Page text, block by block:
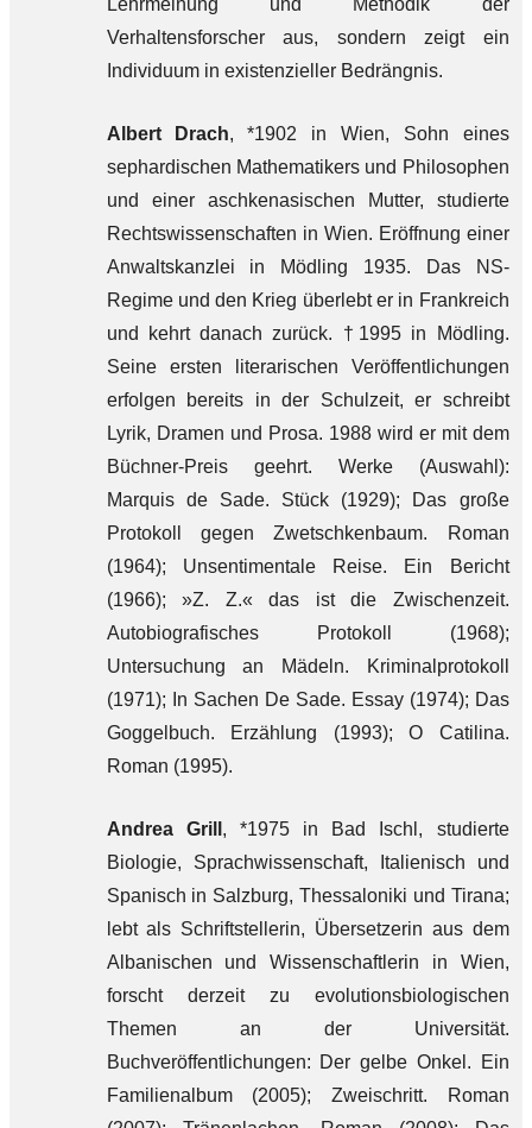
Lehrmeinung und Methodik der
Verhaltensforscher aus, sondern zeigt ein
Individuum in existenzieller Bedrängnis.
Albert Drach, *1902 in Wien, Sohn eines
sephardischen Mathematikers und Philosophen
und einer aschkenasischen Mutter, studierte
Rechtswissenschaften in Wien. Eröffnung einer
Anwaltskanzlei in Mödling 1935. Das NS-
Regime und den Krieg überlebt er in Frankreich
und kehrt danach zurück. †1995 in Mödling.
Seine ersten literarischen Veröffentlichungen
erfolgen bereits in der Schulzeit, er schreibt
Lyrik, Dramen und Prosa. 1988 wird er mit dem
Büchner-Preis geehrt. Werke (Auswahl):
Marquis de Sade. Stück (1929); Das große
Protokoll gegen Zwetschkenbaum. Roman
(1964); Unsentimentale Reise. Ein Bericht
(1966); »Z. Z.« das ist die Zwischenzeit.
Autobiografisches Protokoll (1968);
Untersuchung an Mädeln. Kriminalprotokoll
(1971); In Sachen De Sade. Essay (1974); Das
Goggelbuch. Erzählung (1993); O Catilina.
Roman (1995).
Andrea Grill , *1975 in Bad Ischl, studierte
Biologie, Sprachwissenschaft, Italienisch und
Spanisch in Salzburg, Thessaloniki und Tirana;
lebt als Schriftstellerin, Übersetzerin aus dem
Albanischen und Wissenschaftlerin in Wien,
forscht derzeit zu evolutionsbiologischen
Themen an der Universität.
Buchveröffentlichungen: Der gelbe Onkel. Ein
Familienalbum (2005); Zweischritt. Roman